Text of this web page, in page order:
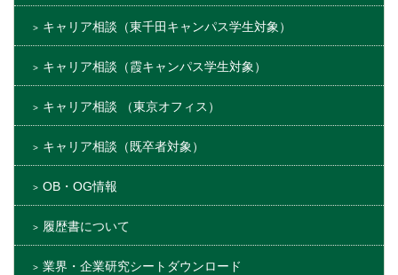
キャリア相談（東千田キャンパス学生対象）
キャリア相談（霞キャンパス学生対象）
キャリア相談 （東京オフィス）
キャリア相談（既卒者対象）
OB・OG情報
履歴書について
業界・企業研究シートダウンロード